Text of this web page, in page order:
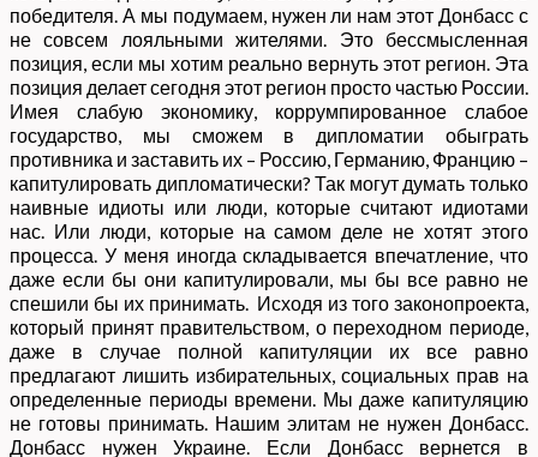
победителя. А мы подумаем, нужен ли нам этот Донбасс с
не совсем лояльными жителями. Это бессмысленная
позиция, если мы хотим реально вернуть этот регион. Эта
позиция делает сегодня этот регион просто частью России.
Имея слабую экономику, коррумпированное слабое
государство, мы сможем в дипломатии обыграть
противника и заставить их – Россию, Германию, Францию –
капитулировать дипломатически? Так могут думать только
наивные идиоты или люди, которые считают идиотами
нас. Или люди, которые на самом деле не хотят этого
процесса. У меня иногда складывается впечатление, что
даже если бы они капитулировали, мы бы все равно не
спешили бы их принимать. Исходя из того законопроекта,
который принят правительством, о переходном периоде,
даже в случае полной капитуляции их все равно
предлагают лишить избирательных, социальных прав на
определенные периоды времени. Мы даже капитуляцию
не готовы принимать. Нашим элитам не нужен Донбасс.
Донбасс нужен Украине. Если Донбасс вернется в